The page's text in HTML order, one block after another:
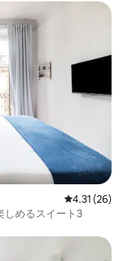
レビュー26
4.31 (26)
しめるスイート3